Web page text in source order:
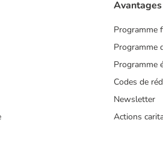
Programme
Programme
Programme
Codes de
Newsletter
Actions